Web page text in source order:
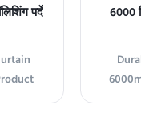
पर्दे
is an
6000